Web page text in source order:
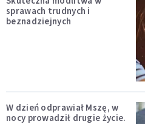
sprawach trudnych i
beznadziejnych
W dzień odprawiał Mszę, w
nocy prowadził drugie życie.